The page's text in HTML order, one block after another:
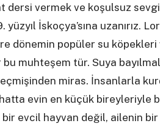
dersi vermek ve koşulsuz
yüzyıl İskoçya’sına uzanırız.
dönemin popüler su köpekleri
bu muhteşem tür. Suya
miras. İnsanlarla
evin en küçük bireyleriyle
evcil hayvan değil, ailenin bir